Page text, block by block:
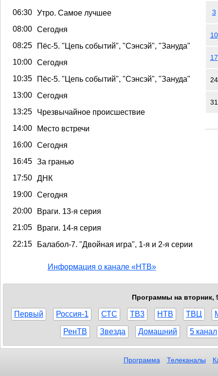
06:30 Утро. Самое лучшее
08:00 Сегодня
08:25 Пёс-5. "Цепь событий", "Сэнсэй", "Зануда"
10:00 Сегодня
10:35 Пёс-5. "Цепь событий", "Сэнсэй", "Зануда"
13:00 Сегодня
13:25 Чрезвычайное происшествие
14:00 Место встречи
16:00 Сегодня
16:45 За гранью
17:50 ДНК
19:00 Сегодня
20:00 Враги. 13-я серия
21:05 Враги. 14-я серия
22:15 Балабол-7. "Двойная игра", 1-я и 2-я серии
Информация о канале «НТВ»
3
10
17
24
31
Программы на вторник,
Первый Россия-1 СТС ТВ3 НТВ ТВЦ
РенТВ Звезда Домашний 5 канал
Программа Телеканалы